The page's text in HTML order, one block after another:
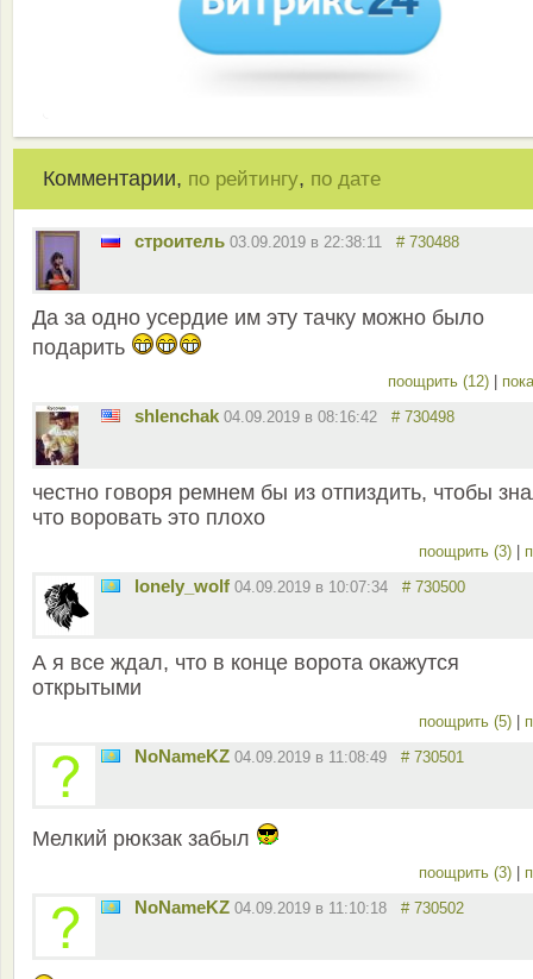
Комментарии, по рейтингу, по дате
строитель 03.09.2019 в 22:38:11 # 730488
Да за одно усердие им эту тачку можно было
подарить
поощрить (12)
shlenchak 04.09.2019 в 08:16:42 # 730498
честно говоря ремнем бы из отпиздить, чтобы
что воровать это плохо
поощрить (3)
lonely_wolf 04.09.2019 в 10:07:34 # 730500
А я все ждал, что в конце ворота окажутся
открытыми
поощрить (5)
NoNameKZ 04.09.2019 в 11:08:49 # 730501
Мелкий рюкзак забыл
поощрить (3)
NoNameKZ 04.09.2019 в 11:10:18 # 730502